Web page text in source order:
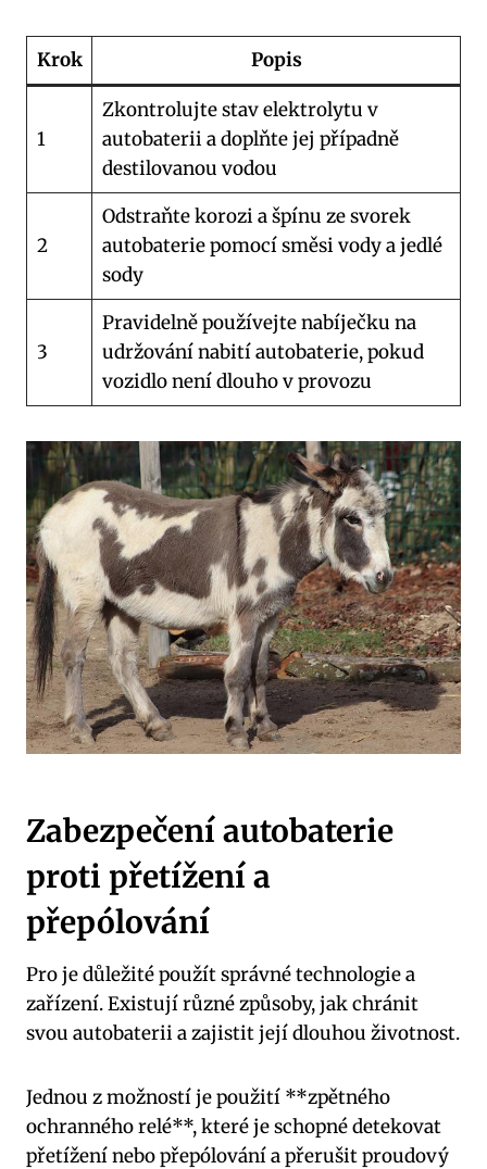
Krok Popis
1
Zkontrolujte stav elektrolytu v⁣
autobaterii a doplňte jej případně
destilovanou vodou
2
Odstraňte‌ korozi a špínu ze ⁣svorek
autobaterie pomocí směsi vody a jedlé
sody
3
Pravidelně používejte nabíječku na
udržování nabití autobaterie, pokud‌
vozidlo není dlouho v ⁤provozu
Zabezpečení autobaterie
proti přetížení a
přepólování
Pro je důležité‌ použít správné ​technologie a
zařízení. ⁤Existují různé způsoby,⁢ jak chránit
svou autobaterii a ‍zajistit její dlouhou životnost.
Jednou z možností ‍je použití ‍**zpětného
ochranného relé**, které je schopné detekovat
přetížení nebo přepólování a přerušit proudový